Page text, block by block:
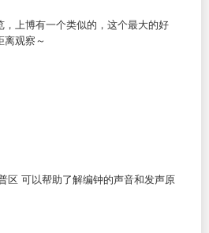
，上博有一个类似的，这个最大的好
观察～
区 可以帮助了解编钟的声音和发声原